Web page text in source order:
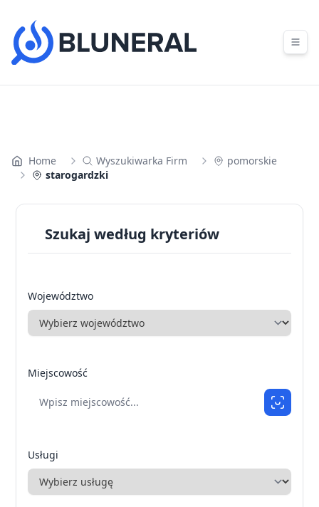
Home Wyszukiwarka Firm
pomorskie
starogardzki
Szukaj według kryteriów
Województwo
Miejscowość
Usługi